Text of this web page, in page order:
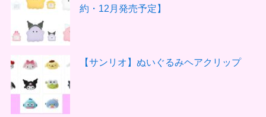
約・12月発売予定】
【サンリオ】ぬいぐるみヘアクリップ